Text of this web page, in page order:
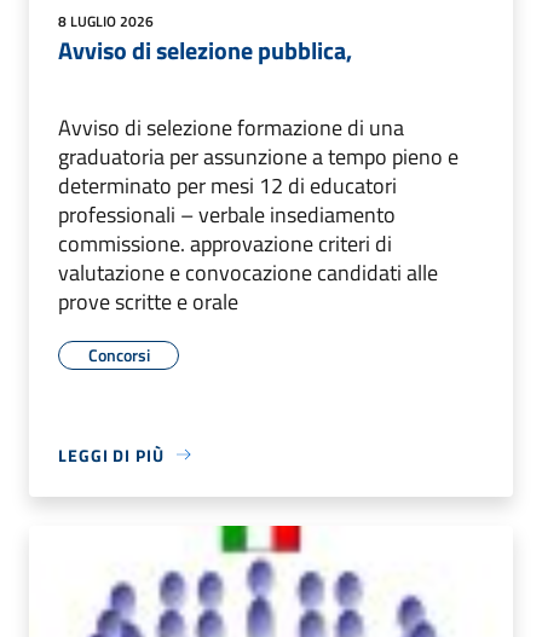
8 LUGLIO 2026
Avviso di selezione pubblica,
Avviso di selezione formazione di una
graduatoria per assunzione a tempo pieno e
determinato per mesi 12 di educatori
professionali – verbale insediamento
commissione. approvazione criteri di
valutazione e convocazione candidati alle
prove scritte e orale
Concorsi
LEGGI DI PIÙ